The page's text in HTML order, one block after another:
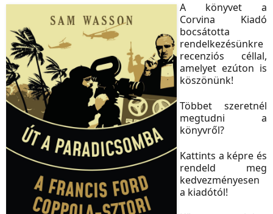
A könyvet a
Corvina Kiadó
bocsátotta
rendelkezésünkre
recenziós céllal,
amelyet ezúton is
köszönünk!
Többet szeretnél
megtudni a
könyvről?
Kattints a képre és
rendeld meg
kedvezményesen
a kiadótól!